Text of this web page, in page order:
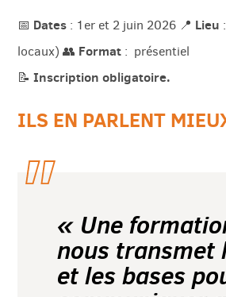
📅 Dates : 1er et 2 juin 2026 📍 Lieu
locaux) 👥 Format : présentiel
📝Inscription obligatoire.
ILS EN PARLENT
« Une
nous transmet
et les bases